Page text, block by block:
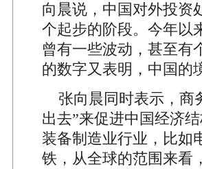
向晨说，中国对外投资
个起步的阶段。今年以
曾有一些波动，甚至有
的数字又表明，中国的
张向晨同时表示，商
出去”来促进中国经济
装备制造业行业，比如
铁，从全球的范围来看